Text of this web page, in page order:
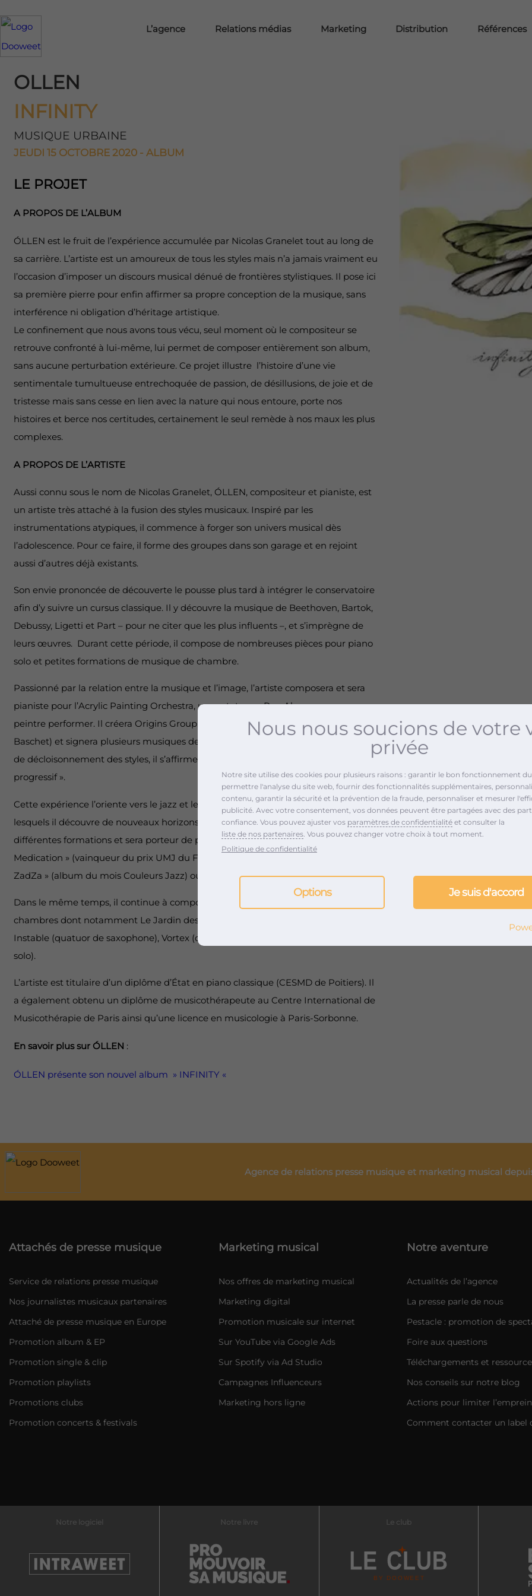
L’agence Relations médias Marketing Distribution Références
OLLEN
INFINITY
MUSIQUE URBAINE
JEUDI 15 OCTOBRE 2020 - ALBUM
LE PROJET
A PROPOS DE L’ALBUM
ÓLLEN est le fruit de l’expérience accumulée par Nicolas Granelet tout au long de
sa carrière. L’artiste est un amoureux de tous les styles mais n’a jamais vraiment eu
l’occasion d’imposer un discours musical dénué de frontières stylistiques. Il pose ici
sa première pierre pour enfin affirmer sa propre conception de la musique, sans
interférence ni obligation d’héritage artistique.
Le confinement que nous avons tous vécu, seul moment où le compositeur se
retrouve confronté à lui-même, lui permet de composer entièrement son album,
sans aucune perturbation extérieure. Ce projet illustre l’histoire d’une vie
sentimentale tumultueuse entrechoquée de passion, de désillusions, de joie et de
tristesse mais sans cesse en lien avec la nature qui nous entoure, porte nos
histoires et berce nos certitudes, certainement le seul remède à nos maux les plus
complexes.
A PROPOS DE L’ARTISTE
Aussi connu sous le nom de Nicolas Granelet, ÓLLEN, compositeur et pianiste, est
un artiste très attaché à la fusion des styles musicaux. Inspiré par les
instrumentations atypiques, il commence à forger son univers musical dès
l’adolescence. Pour ce faire, il forme des groupes dans son garage et en rejoint
aussi d’autres déjà existants.
Son envie prononcée de découverte le pousse plus tard à intégrer le conservatoire
afin d’y suivre un cursus classique. Il y découvre la musique de Beethoven, Bartok,
Debussy, Ligetti et Part – pour ne citer que les plus influents –, et s’imprègne de
leurs œuvres. Durant cette période, il compose de nombreuses pièces pour piano
solo et petites formations de musique de chambre.
Passionné par la relation entre la musique et l’image, l’artiste composera et sera
pianiste pour l’Acrylic Painting Orchestra, un sextet avec Reg Alcorn comme
peintre performer. Il créera Origins Group (piano, percussions africaines et Cristal
Baschet) et signera plusieurs musiques de courts métrages. Toujours dans un désir
de décloisonnement des styles, il s’affirme comme appartenant à un mouvement «
progressif ».
Cette expérience l’oriente vers le jazz et les musiques improvisées, univers dans
lesquels il découvre de nouveaux horizons musicaux et artistiques. Il formera
différentes formations et sera porteur de plusieurs projets comme « Mental
Medication » (vainqueur du prix UMJ du Festival Jazz à St-Germain-des-Prés), «
ZadZa » (album du mois Couleurs Jazz) ou encore C-LY.
Dans le même temps, il continue à composer pour des formations de musique de
chambres dont notamment Le Jardin des délices, créé par le Quatuor Byron,
Instable (quatuor de saxophone), Vortex (contrebasse solo) et Urban Suite (piano
solo).
L’artiste est titulaire d’un diplôme d’État en piano classique (CESMD de Poitiers). Il
a également obtenu un diplôme de musicothérapeute au Centre International de
Musicothérapie de Paris ainsi qu’une licence en musicologie à Paris-Sorbonne.
En savoir plus sur ÓLLEN :
ÓLLEN présente son nouvel album » INFINITY «
Agence de relations presse musique et marketing musical
Attachés de presse musique
Service de relations presse musique
Nos journalistes musicaux partenaires
Attaché de presse musique en Europe
Promotion album & EP
Promotion single & clip
Promotion playlists
Promotions clubs
Promotion concerts & festivals
Marketing musical
Nos offres de marketing musical
Marketing digital
Promotion musicale sur internet
Sur YouTube via Google Ads
Sur Spotify via Ad Studio
Campagnes Influenceurs
Marketing hors ligne
Notre aventure
Actualités de l’agence
La presse parle de nous
Pestacle : promotion de
Foire aux questions
Téléchargements et
Nos conseils sur notre blog
Actions pour limiter
Comment contacter un label
Notre logiciel Notre livre Le club
Nous nous soucions de votre
privée
Notre site utilise des cookies pour plusieurs raisons : garantir le bon fonctionnement
permettre l'analyse du site web, fournir des fonctionnalités supplémentaires,
contenu, garantir la sécurité et la prévention de la fraude, personnaliser et mesurer
publicité. Avec votre consentement, vos données peuvent être partagées avec des
confiance. Vous pouvez ajuster vos paramètres de confidentialité et consulter la
liste de nos partenaires. Vous pouvez changer votre choix à tout moment.
Politique de confidentialité
Options Je suis d'accord